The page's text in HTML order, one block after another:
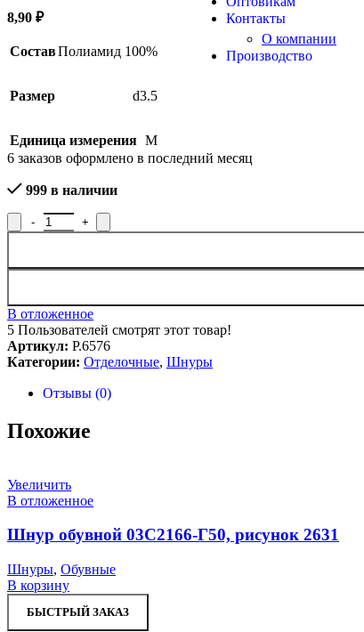
Контакты
О компании
Производство
8,90 ₽
СоставПолиамид 100%
Размер d3.5
Единица измерения М
6 заказов оформлено в последний месяц
999 в наличии
Количество товара Шнур отделочный Р.6576, рисунок 6576
В отложенное
5 Пользователей смотрят этот товар!
Артикул: Р.6576
Категории: Отделочные, Шнуры
Отзывы (0)
Похожие
Увеличить
В отложенное
Шнур обувной 03С2166-Г50, рисунок 2631
Шнуры, Обувные
В корзину
БЫСТРЫЙ ЗАКАЗ